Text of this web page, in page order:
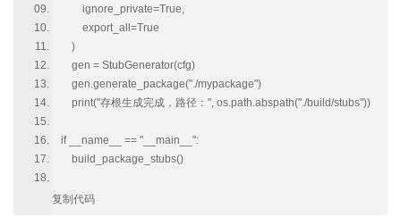
ignore_private=True,
export_all=True
)
gen = StubGenerator(cfg)
gen.generate_package("./mypackage")
print("存根生成完成，路径：", os.path.abspath("./build/stubs"))
if __name__ == "__main__":
build_package_stubs()
复制代码